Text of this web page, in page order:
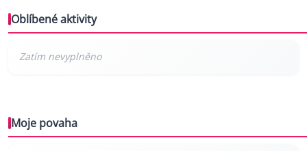
Oblíbené aktivity
Moje povaha